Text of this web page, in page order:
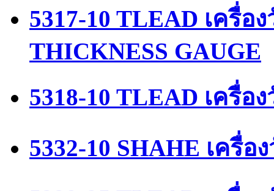
5317-10 TLEAD เครื่
THICKNESS GAUGE
5318-10 TLEAD เครื่อ
5332-10 SHAHE เครื่